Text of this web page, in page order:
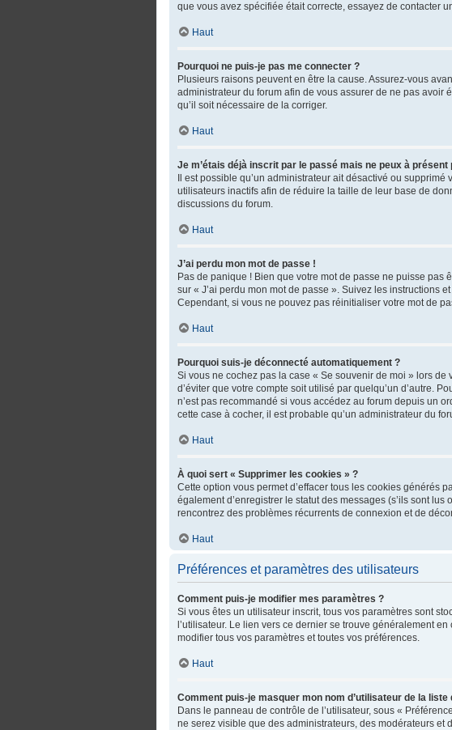
que vous avez spécifiée était correcte, essayez de contacter
Haut
Pourquoi ne puis-je pas me connecter ?
Plusieurs raisons peuvent en être la cause. Assurez-vous
administrateur du forum afin de vous assurer de ne pas
qu’il soit nécessaire de la corriger.
Haut
Je m’étais déjà inscrit par le passé mais ne peux à
Il est possible qu’un administrateur ait désactivé ou
utilisateurs inactifs afin de réduire la taille de leur base de
discussions du forum.
Haut
J’ai perdu mon mot de passe !
Pas de panique ! Bien que votre mot de passe ne puisse
sur « J’ai perdu mon mot de passe ». Suivez les instructions
Cependant, si vous ne pouvez pas réinitialiser votre mot de
Haut
Pourquoi suis-je déconnecté automatiquement ?
Si vous ne cochez pas la case « Se souvenir de moi » lors
d’éviter que votre compte soit utilisé par quelqu’un d’autre.
n’est pas recommandé si vous accédez au forum depuis un
cette case à cocher, il est probable qu’un administrateur du
Haut
À quoi sert « Supprimer les cookies » ?
Cette option vous permet d’effacer tous les cookies générés
également d’enregistrer le statut des messages (s’ils sont
rencontrez des problèmes récurrents de connexion et de
Haut
Préférences et paramètres des utilisateurs
Comment puis-je modifier mes paramètres ?
Si vous êtes un utilisateur inscrit, tous vos paramètres sont
l’utilisateur. Le lien vers ce dernier se trouve généralement
modifier tous vos paramètres et toutes vos préférences.
Haut
Comment puis-je masquer mon nom d’utilisateur de la
Dans le panneau de contrôle de l’utilisateur, sous «
ne serez visible que des administrateurs, des modérateurs